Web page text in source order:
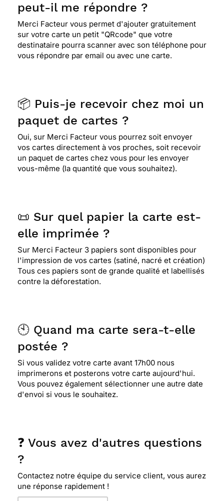
peut-il me répondre ?
Merci Facteur vous permet d'ajouter gratuitement
sur votre carte un petit "QRcode" que votre
destinataire pourra scanner avec son téléphone pour
vous répondre par email ou avec une carte.
📦 Puis-je recevoir chez moi un
paquet de cartes ?
Oui, sur Merci Facteur vous pourrez soit envoyer
vos cartes directement à vos proches, soit recevoir
un paquet de cartes chez vous pour les envoyer
vous-même (la quantité que vous souhaitez).
📜 Sur quel papier la carte est-
elle imprimée ?
Sur Merci Facteur 3 papiers sont disponibles pour
l'impression de vos cartes (satiné, nacré et création)
Tous ces papiers sont de grande qualité et labellisés
contre la déforestation.
🕙 Quand ma carte sera-t-elle
postée ?
Si vous validez votre carte avant 17h00 nous
imprimerons et posterons votre carte aujourd'hui.
Vous pouvez également sélectionner une autre date
d'envoi si vous le souhaitez.
❓ Vous avez d'autres questions
?
Contactez notre équipe du service client, vous aurez
une réponse rapidement !